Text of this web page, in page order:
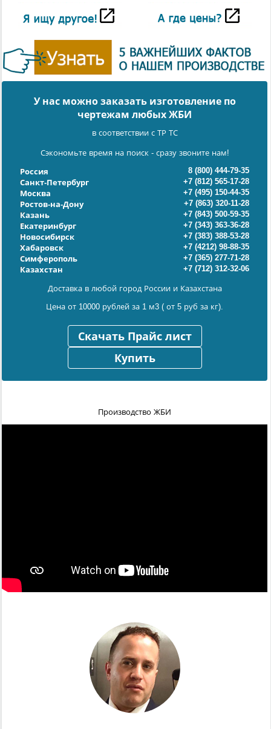
У нас можно заказать изготовление по
чертежам любых ЖБИ
в соответствии с ТР ТС
Сэкономьте время на поиск - сразу звоните нам!
Россия
8 (800) 444-79-35
Санкт-Петербург
+7 (812) 565-17-28
Москва
+7 (495) 150-44-35
Ростов-на-Дону
+7 (863) 320-11-28
Казань
+7 (843) 500-59-35
Екатеринбург
+7 (343) 363-36-28
Новосибирск
+7 (383) 388-53-28
Хабаровск
+7 (4212) 98-88-35
Симферополь
+7 (365) 277-71-28
Казахстан
+7 (712) 312-32-06
Доставка в любой город России и Казахстана
Цена от 10000 рублей за 1 м3 ( от 5 руб за кг).
Скачать Прайс лист
Купить
Производство ЖБИ